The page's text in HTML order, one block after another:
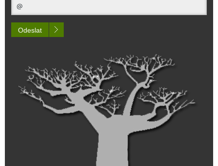
Odeslat